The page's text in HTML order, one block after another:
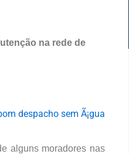
na rede de
alguns moradores nas